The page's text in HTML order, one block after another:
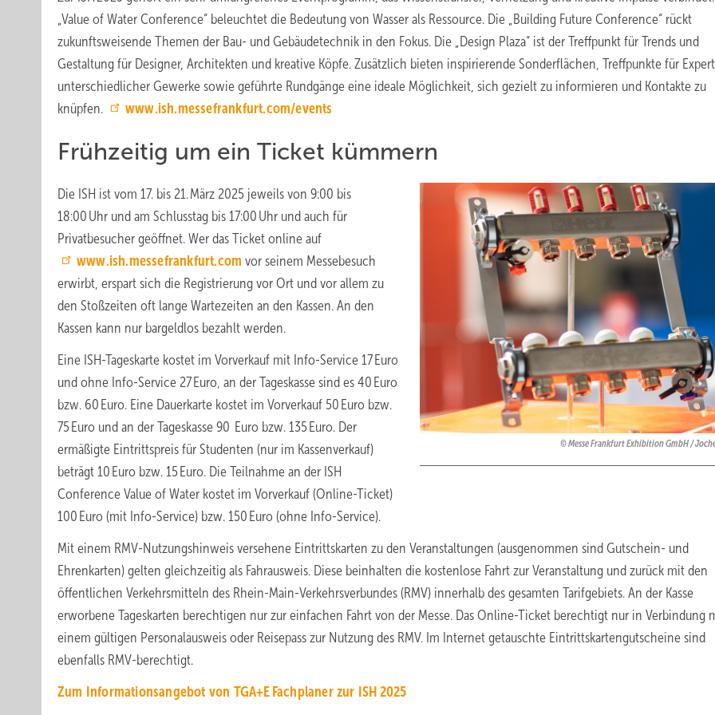
„Value of Water Conference“ beleuchtet die Bedeutung von Wasser als Ressource. Die „Building Future Conference“ rückt
zukunftsweisende Themen der Bau- und Gebäudetechnik in den Fokus. Die „Design Plaza“ ist der Treffpunkt für Trends und
Gestaltung für Designer, Architekten und kreative Köpfe. Zusätzlich bieten inspirierende Sonderflächen, Treffpunkte für
unterschiedlicher Gewerke sowie geführte Rundgänge eine ideale Möglichkeit, sich gezielt zu informieren und Kontakte zu
knüpfen.
www.ish.messefrankfurt.com/events
Frühzeitig um ein Ticket kümmern
Messe Frankfurt Exhibition GmbH /
Die ISH ist vom 17. bis 21. März 2025 jeweils von 9:00 bis
18:00 Uhr und am Schlusstag bis 17:00 Uhr und auch für
Privatbesucher geöffnet. Wer das Ticket online auf
www.ish.messefrankfurt.com vor seinem Messebesuch
erwirbt, erspart sich die Registrierung vor Ort und vor allem zu
den Stoßzeiten oft lange Wartezeiten an den Kassen. An den
Kassen kann nur bargeldlos bezahlt werden.
Eine ISH-Tageskarte kostet im Vorverkauf mit Info-Service 17 Euro
und ohne Info-Service 27 Euro, an der Tageskasse sind es 40 Euro
bzw. 60 Euro. Eine Dauerkarte kostet im Vorverkauf 50 Euro bzw.
75 Euro und an der Tageskasse 90 Euro bzw. 135 Euro. Der
ermäßigte Eintrittspreis für Studenten (nur im Kassenverkauf)
beträgt 10 Euro bzw. 15 Euro. Die Teilnahme an der ISH
Conference Value of Water kostet im Vorverkauf (Online-Ticket)
100 Euro (mit Info-Service) bzw. 150 Euro (ohne Info-Service).
Mit einem RMV-Nutzungshinweis versehene Eintrittskarten zu den Veranstaltungen (ausgenommen sind Gutschein- und
Ehrenkarten) gelten gleichzeitig als Fahrausweis. Diese beinhalten die kostenlose Fahrt zur Veranstaltung und zurück mit den
öffentlichen Verkehrsmitteln des Rhein-Main-Verkehrsverbundes (RMV) innerhalb des gesamten Tarifgebiets. An der Kasse
erworbene Tageskarten berechtigen nur zur einfachen Fahrt von der Messe. Das Online-Ticket berechtigt nur in Verbindung
einem gültigen Personalausweis oder Reisepass zur Nutzung des RMV. Im Internet getauschte Eintrittskartengutscheine sind
ebenfalls RMV-berechtigt.
Zum Informationsangebot von TGA+E Fachplaner zur ISH 2025